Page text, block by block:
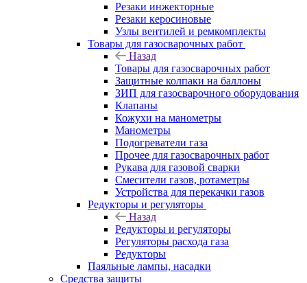
Резаки инжекторные
Резаки керосиновые
Узлы вентилей и ремкомплекты
Товары для газосварочных работ
Назад
Товары для газосварочных работ
Защитные колпаки на баллоны
ЗИП для газосварочного оборудования
Клапаны
Кожухи на манометры
Манометры
Подогреватели газа
Прочее для газосварочных работ
Рукава для газовой сварки
Смесители газов, ротаметры
Устройства для перекачки газов
Редукторы и регуляторы
Назад
Редукторы и регуляторы
Регуляторы расхода газа
Редукторы
Паяльные лампы, насадки
Средства защиты